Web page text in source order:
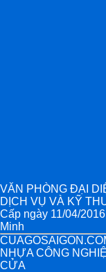
VĂN PHÒNG ĐẠI
DỊCH VỤ VÀ KỸ
Cấp ngày 11/04/
Minh
NHỰA CÔNG
CỬA